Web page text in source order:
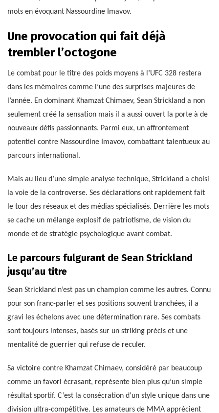
mots en évoquant Nassourdine Imavov.
Une provocation qui fait déjà
trembler l’octogone
Le combat pour le titre des poids moyens à l’UFC 328 restera
dans les mémoires comme l’une des surprises majeures de
l’année. En dominant Khamzat Chimaev, Sean Strickland a non
seulement créé la sensation mais il a aussi ouvert la porte à de
nouveaux défis passionnants. Parmi eux, un affrontement
potentiel contre Nassourdine Imavov, combattant talentueux au
parcours international.
Mais au lieu d’une simple analyse technique, Strickland a choisi
la voie de la controverse. Ses déclarations ont rapidement fait
le tour des réseaux et des médias spécialisés. Derrière les mots
se cache un mélange explosif de patriotisme, de vision du
monde et de stratégie psychologique avant combat.
Le parcours fulgurant de Sean Strickland
jusqu’au titre
Sean Strickland n’est pas un champion comme les autres. Connu
pour son franc-parler et ses positions souvent tranchées, il a
gravi les échelons avec une détermination rare. Ses combats
sont toujours intenses, basés sur un striking précis et une
mentalité de guerrier qui refuse de reculer.
Sa victoire contre Khamzat Chimaev, considéré par beaucoup
comme un favori écrasant, représente bien plus qu’un simple
résultat sportif. C’est la consécration d’un style unique dans une
division ultra-compétitive. Les amateurs de MMA apprécient